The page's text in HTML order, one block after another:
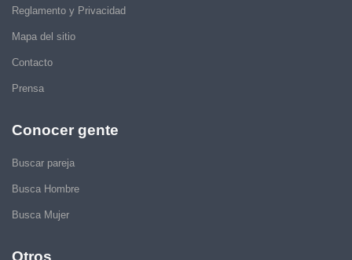
Reglamento y Privacidad
Mapa del sitio
Contacto
Prensa
Conocer gente
Buscar pareja
Busca Hombre
Busca Mujer
Otros